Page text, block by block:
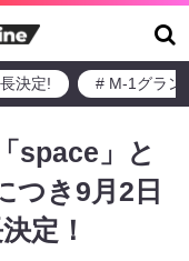
決定! # M-1グラン
space」と
つき9月2日
定！